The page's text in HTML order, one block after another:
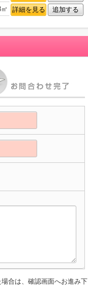
詳細を見る 追加する
合は、確認画面へお進み下